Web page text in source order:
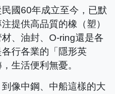
民國60年成立至今，已默
提供高品質的橡（塑）
、油封、O-ring還是各
行各業的「隱形英
生活便利無憂。
像中鋼、中船這樣的大